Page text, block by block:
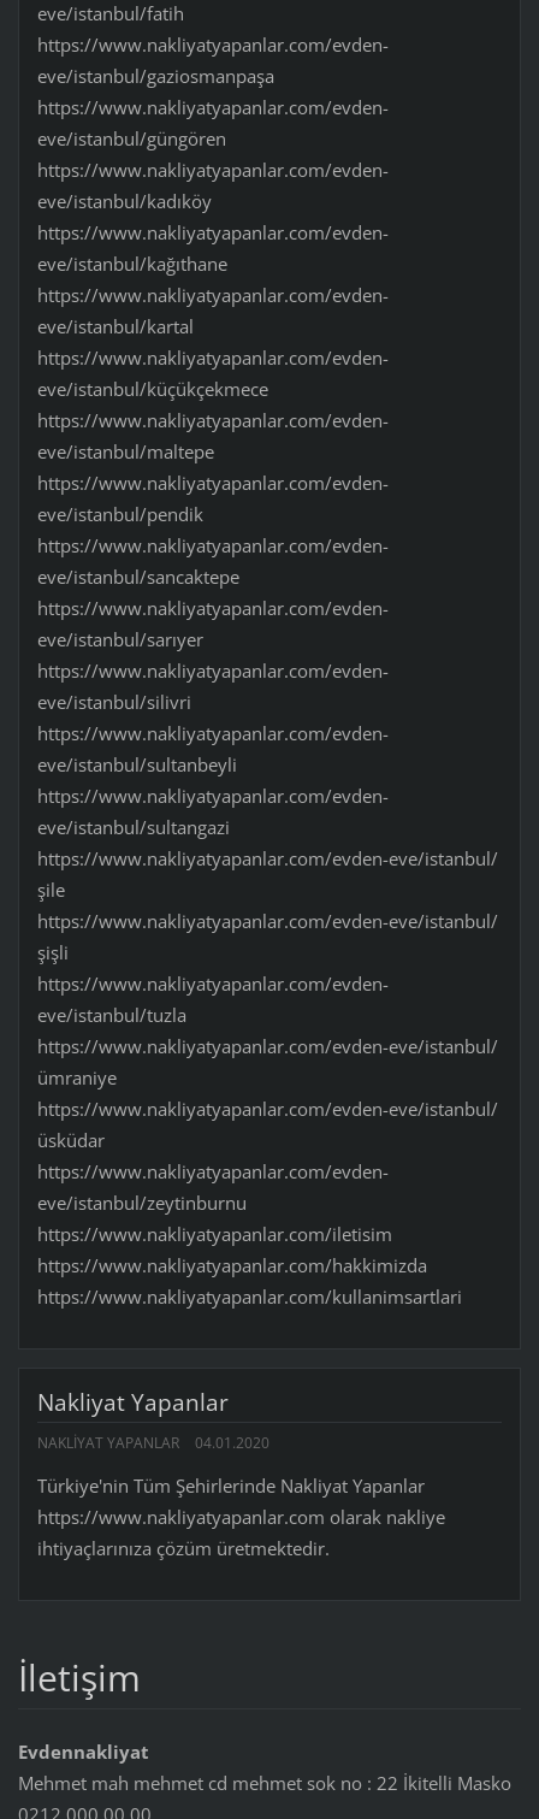
eve/istanbul/fatih
https://www.nakliyatyapanlar.com/evden-
eve/istanbul/gaziosmanpaşa
https://www.nakliyatyapanlar.com/evden-
eve/istanbul/güngören
https://www.nakliyatyapanlar.com/evden-
eve/istanbul/kadıköy
https://www.nakliyatyapanlar.com/evden-
eve/istanbul/kağıthane
https://www.nakliyatyapanlar.com/evden-
eve/istanbul/kartal
https://www.nakliyatyapanlar.com/evden-
eve/istanbul/küçükçekmece
https://www.nakliyatyapanlar.com/evden-
eve/istanbul/maltepe
https://www.nakliyatyapanlar.com/evden-
eve/istanbul/pendik
https://www.nakliyatyapanlar.com/evden-
eve/istanbul/sancaktepe
https://www.nakliyatyapanlar.com/evden-
eve/istanbul/sarıyer
https://www.nakliyatyapanlar.com/evden-
eve/istanbul/silivri
https://www.nakliyatyapanlar.com/evden-
eve/istanbul/sultanbeyli
https://www.nakliyatyapanlar.com/evden-
eve/istanbul/sultangazi
https://www.nakliyatyapanlar.com/evden-eve/istanbul/
şile
https://www.nakliyatyapanlar.com/evden-eve/istanbul/
şişli
https://www.nakliyatyapanlar.com/evden-
eve/istanbul/tuzla
https://www.nakliyatyapanlar.com/evden-eve/istanbul/
ümraniye
https://www.nakliyatyapanlar.com/evden-eve/istanbul/
üsküdar
https://www.nakliyatyapanlar.com/evden-
eve/istanbul/zeytinburnu
https://www.nakliyatyapanlar.com/iletisim
https://www.nakliyatyapanlar.com/hakkimizda
https://www.nakliyatyapanlar.com/kullanimsartlari
Nakliyat Yapanlar
NAKLIYAT YAPANLAR 04.01.2020
Türkiye'nin Tüm Şehirlerinde Nakliyat Yapanlar
https://www.nakliyatyapanlar.com olarak nakliye
ihtiyaçlarınıza çözüm üretmektedir.
İletişim
Evdennakliyat
Mehmet mah mehmet cd mehmet sok no : 22 İkitelli Masko